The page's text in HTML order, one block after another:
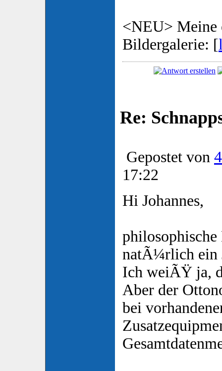
<NEU> Meine
Bildergalerie: [
Re:
Gepostet von
17:22
Hi Johannes,
philosophische
natÃ¼rlich ein
Ich weiÃŸ ja,
Aber der
bei